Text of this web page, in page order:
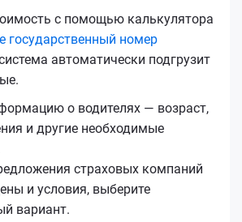
с помощью калькулятора
государственный номер
автоматически подгрузит
о водителях — возраст,
и другие необходимые
страховых компаний
и условия, выберите
вариант.